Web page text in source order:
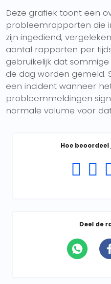
Deze grafiek toont een
probleemrapporten die
zijn ingediend,
aantal rapporten per
gebruikelijk dat
de dag worden gemeld.
een incident wanneer
probleemmeldingen
normale volume voor
Hoe beoordeel
Deel de